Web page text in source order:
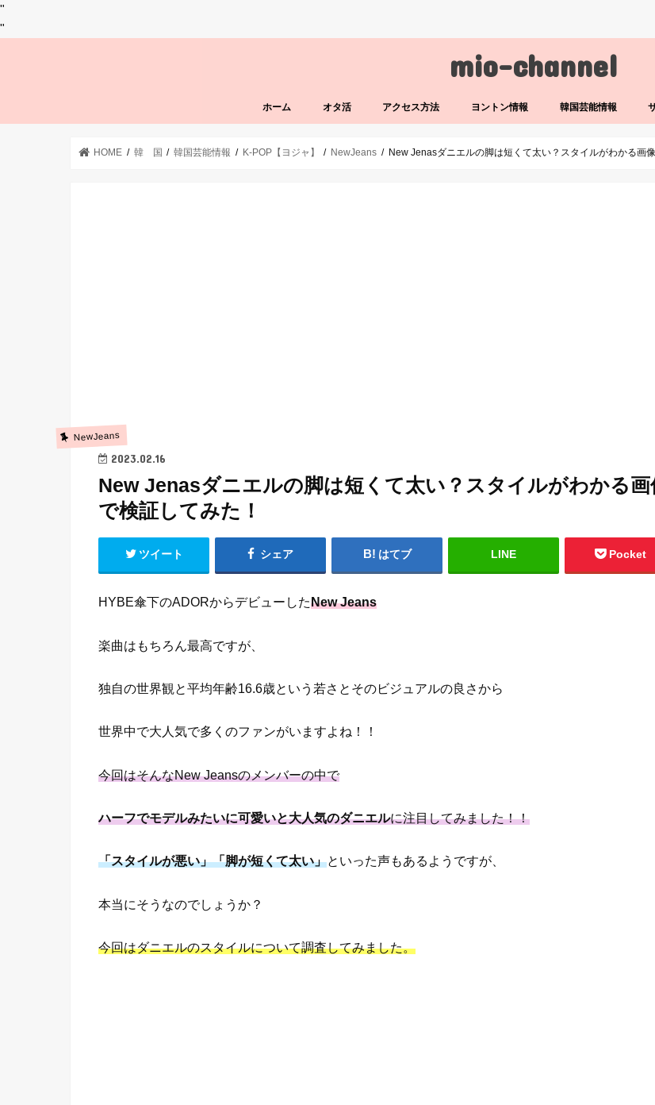
"
"
mio-channel
ホーム オタ活 アクセス方法 ヨントン情報 韓国芸能情報
HOME 韓 国 韓国芸能情報 K-POP【ヨジャ】 NewJeans New Jenasダニエルの脚は短くて太い？スタイルがわかる画
NewJeans
2023.02.16
New Jenasダニエルの脚は短くて太い？スタイルがわかる画
で検証してみた！
ツイート シェア はてブ LINE Pocket
HYBE傘下のADORからデビューしたNew Jeans
楽曲はもちろん最高ですが、
独自の世界観と平均年齢16.6歳という若さとそのビジュアルの良さから
世界中で大人気で多くのファンがいますよね！！
今回はそんなNew Jeansのメンバーの中で
ハーフでモデルみたいに可愛いと大人気のダニエルに注目してみました！！
「スタイルが悪い」「脚が短くて太い」といった声もあるようですが、
本当にそうなのでしょうか？
今回はダニエルのスタイルについて調査してみました。